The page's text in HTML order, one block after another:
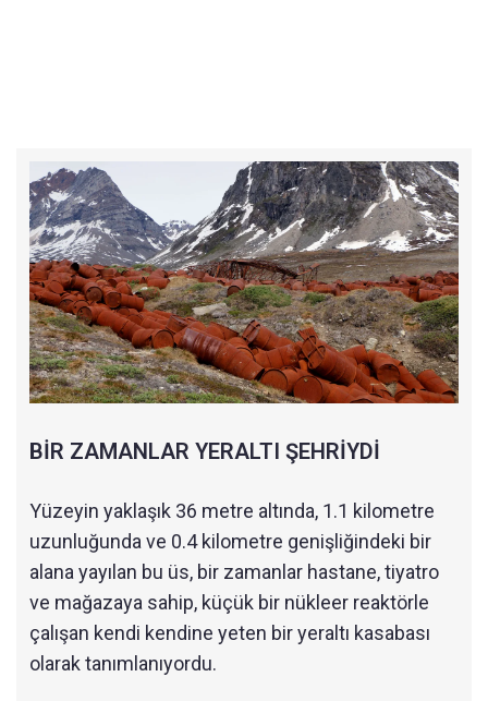
BİR ZAMANLAR YERALTI ŞEHRİYDİ
Yüzeyin yaklaşık 36 metre altında, 1.1 kilometre
uzunluğunda ve 0.4 kilometre genişliğindeki bir
alana yayılan bu üs, bir zamanlar hastane, tiyatro
ve mağazaya sahip, küçük bir nükleer reaktörle
çalışan kendi kendine yeten bir yeraltı kasabası
olarak tanımlanıyordu.